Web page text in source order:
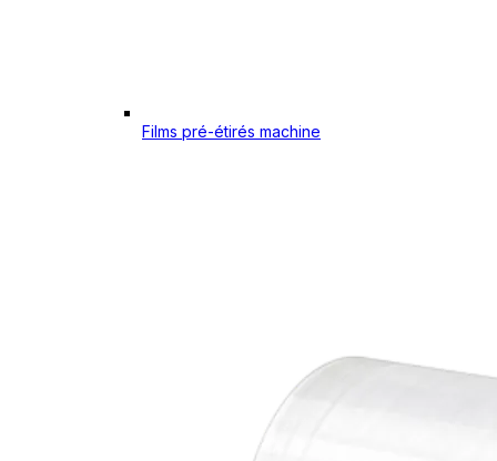
Films pré-étirés machine